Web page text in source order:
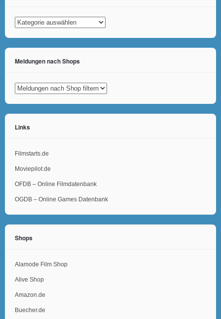
Kategorien
Meldungen nach Shops
Links
Filmstarts.de
Moviepilot.de
OFDB – Online Filmdatenbank
OGDB – Online Games Datenbank
Shops
Alamode Film Shop
Alive Shop
Amazon.de
Buecher.de